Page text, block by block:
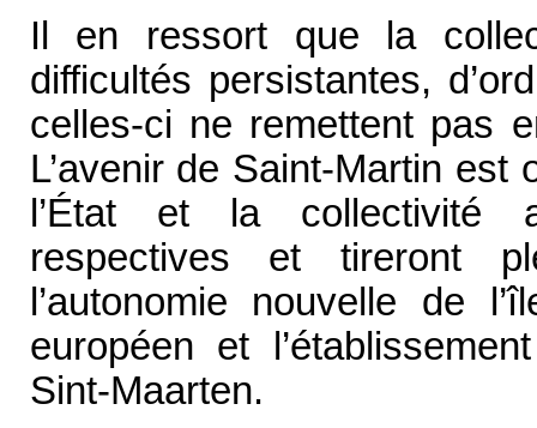
Il en ressort que la
difficultés persistantes,
celles-ci ne remettent pas
L’avenir de Saint-Martin
l’État et la collectivité
respectives et tireront
l’autonomie nouvelle de
européen et
Sint-Maarten.